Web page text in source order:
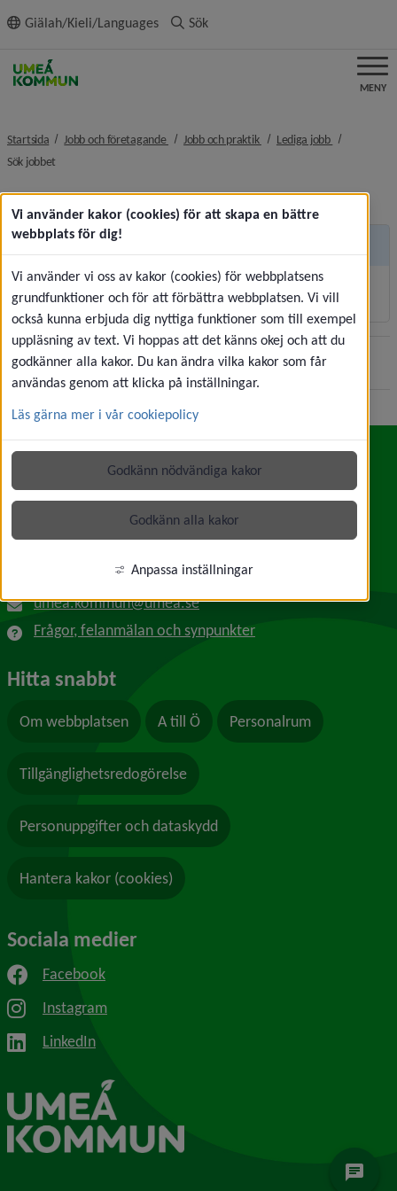
innehållet
Giälah/Kieli/Languages Sök
MENY
Startsida Jobb och företagande nivå i brödsmulenavigeringen
Jobb och praktik nivå i
Lediga jobb nivå i
Sök jobbet
Andra sidor
Korttidsvikariat och sommarjobb
Sidan uppdaterades2026-07-30 Dela
Kontakt
Umeå kommun
Länk till annan webbplats, öppnas i nytt
090-16 10 00
umea.kommun@umea.se
Frågor, felanmälan och synpunkter
Hitta snabbt
Om webbplatsen A till Ö Personalrum
Tillgänglighetsredogörelse
Personuppgifter och dataskydd
Hantera kakor (cookies)
Sociala medier
Facebook
Instagram
LinkedIn
chat
Vi använder kakor (cookies) för att skapa en bättre
webbplats för dig!
Vi använder vi oss av kakor (cookies) för webbplatsens
grundfunktioner och för att förbättra webbplatsen. Vi vill
också kunna erbjuda dig nyttiga funktioner som till exempel
uppläsning av text. Vi hoppas att det känns okej och att du
godkänner alla kakor. Du kan ändra vilka kakor som får
användas genom att klicka på inställningar.
Läs gärna mer i vår cookiepolicy
Godkänn nödvändiga kakor
Godkänn alla kakor
Anpassa inställningar